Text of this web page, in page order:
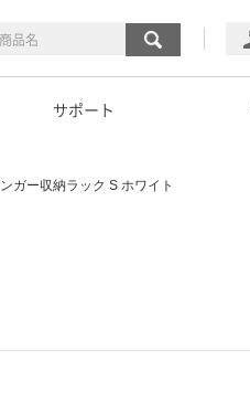
マイページ
カート
サポート
ガー収納ラック S ホワイト